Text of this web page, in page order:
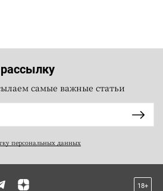
самые важные статьи
персональных данных
18+